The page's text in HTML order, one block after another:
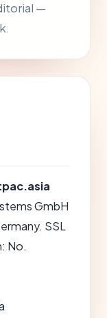
—
GmbH
SSL
No.